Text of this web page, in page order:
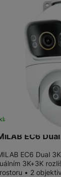
EC6
EC6 Dual
3K+3K
• 2